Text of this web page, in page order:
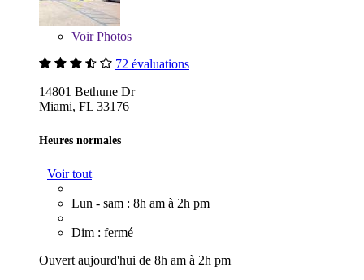
VoirPhotos
72 évaluations
14801 Bethune Dr
Miami, FL 33176
Heures normales
Voir tout
Lun - sam : 8h am à 2h pm
Dim : fermé
Ouvert aujourd'hui de 8h am à 2h pm